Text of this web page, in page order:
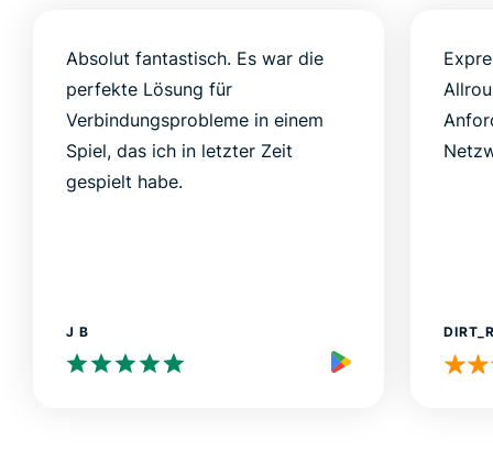
Absolut fantastisch. Es war die
perfekte Lösung für
Verbindungsprobleme in einem
Spiel, das ich in letzter Zeit
gespielt habe.
J B